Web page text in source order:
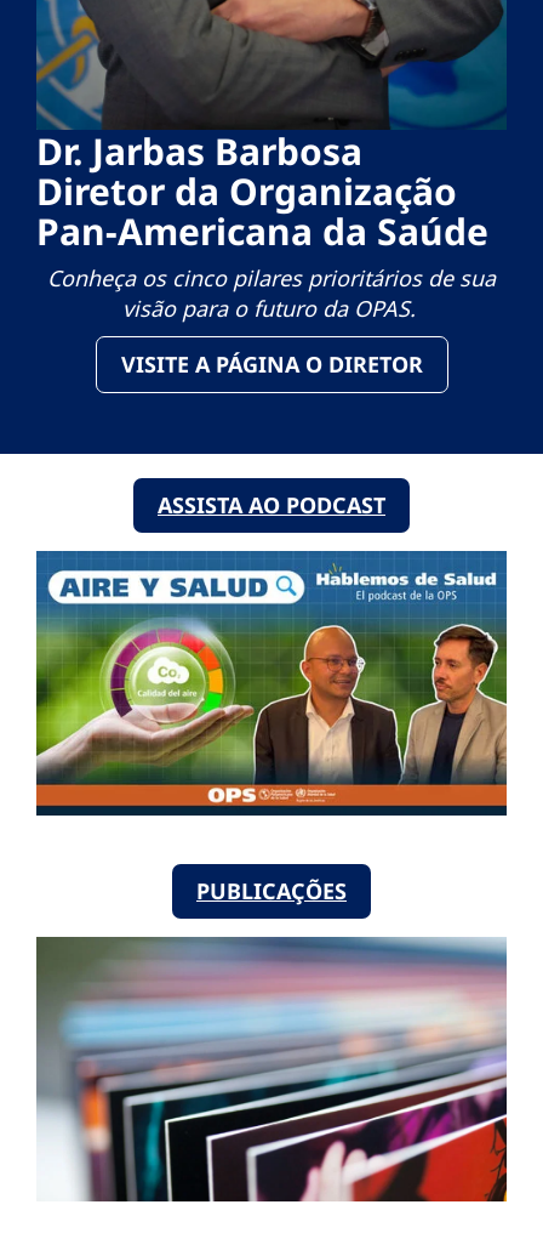
Dr. Jarbas Barbosa
Diretor da Organização
Pan-Americana da Saúde
Conheça os cinco pilares prioritários de sua
visão para o futuro da OPAS.
VISITE A PÁGINA O DIRETOR
ASSISTA AO PODCAST
PUBLICAÇÕES